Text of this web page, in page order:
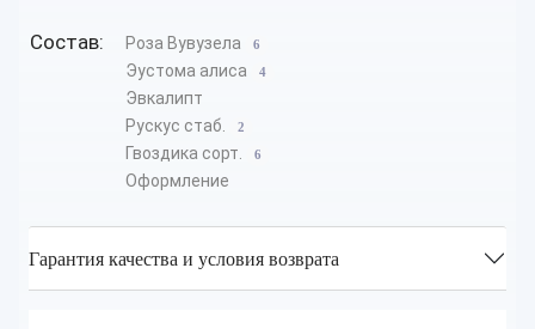
Состав: Роза Вувузела 6
Эустома алиса 4
Эвкалипт
Рускус стаб.
2
Гвоздика сорт. 6
Оформление
Гарантия качества и условия возврата